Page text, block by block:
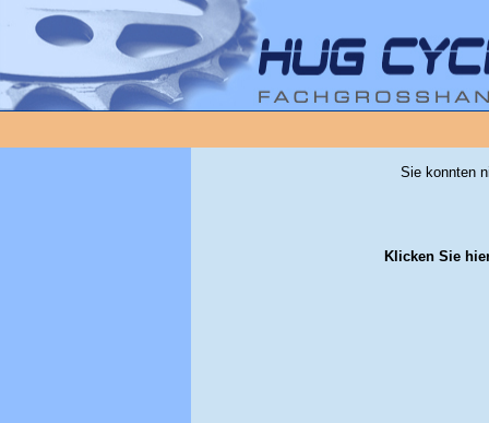
Sie konnten
Klicken Sie